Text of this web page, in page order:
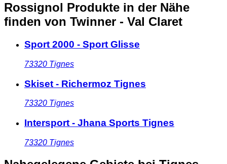
Rossignol Produkte in der Nähe
finden von Twinner - Val Claret
Sport 2000 - Sport Glisse
73320 Tignes
Skiset - Richermoz Tignes
73320 Tignes
Intersport - Jhana Sports Tignes
73320 Tignes